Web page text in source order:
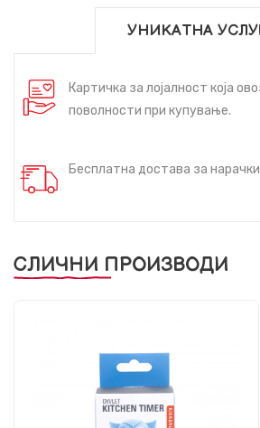
УНИКАТНА
Картичка за лојалност која
поволности при купување.
Бесплатна достава за
СЛИЧНИ ПРОИЗВОДИ